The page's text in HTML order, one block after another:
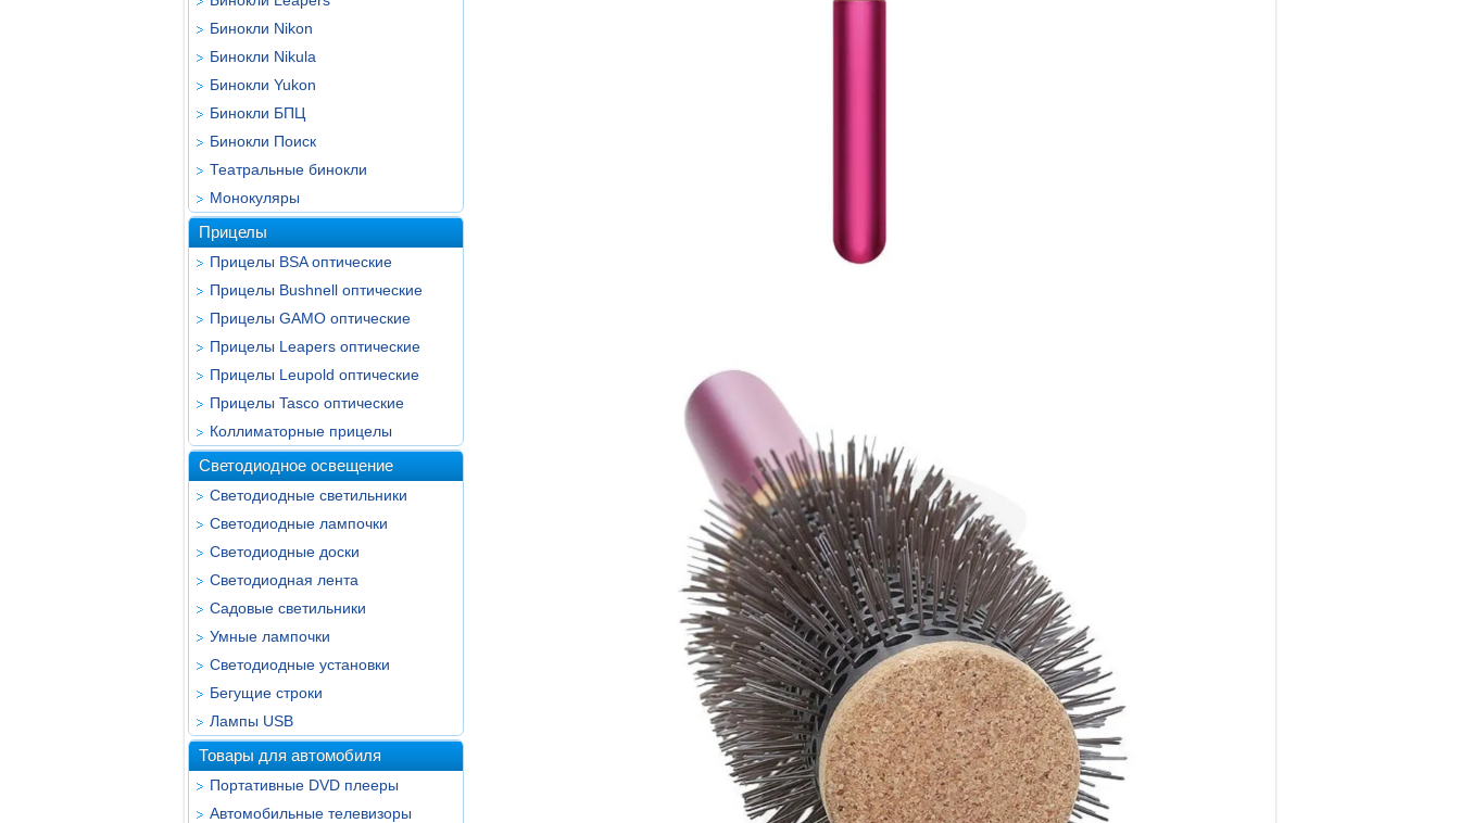
Бинокли Nikon
Бинокли Nikula
Бинокли Yukon
Бинокли БПЦ
Бинокли Поиск
Театральные бинокли
Монокуляры
Прицелы
Прицелы BSA оптические
Прицелы Bushnell оптические
Прицелы GAMO оптические
Прицелы Leapers оптические
Прицелы Leupold оптические
Прицелы Tasco оптические
Коллиматорные прицелы
Светодиодное освещение
Светодиодные светильники
Светодиодные лампочки
Светодиодные доски
Светодиодная лента
Садовые светильники
Умные лампочки
Светодиодные установки
Бегущие строки
Лампы USB
Товары для автомобиля
Портативные DVD плееры
Автомобильные телевизоры